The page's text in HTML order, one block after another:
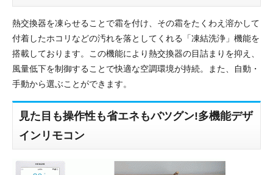
熱交換器を凍らせることで霜を付け、その霜をたくわえ溶かして
付着したホコリなどの汚れを落としてくれる「凍結洗浄」機能を
搭載しております。この機能により熱交換器の目詰まりを抑え、
風量低下を制御することで快適な空調環境が持続。また、自動・
手動から選ぶことができます。
見た目も操作性も省エネもバツグン!多機能デザ
インリモコン